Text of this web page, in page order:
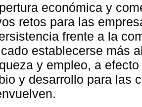
económica y
retos para las
frente a la
establecerse más
y empleo, a
y desarrollo para las